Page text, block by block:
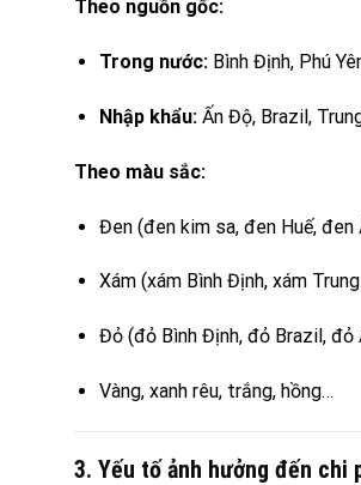
Theo nguồn gốc:
Trong nước:Bình Định, Phú
Nhập khẩu:Ấn Độ, Brazil,
Theo màu sắc:
Đen (đen kim sa, đen Huế, đen
Xám (xám Bình Định, xám
Đỏ (đỏ Bình Định, đỏ Brazil, đỏ
Vàng, xanh rêu, trắng, hồng…
3. Yếu tố ảnh hưởng đến chi